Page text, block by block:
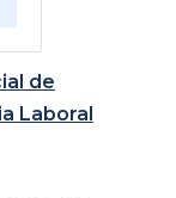
de
Laboral